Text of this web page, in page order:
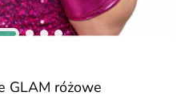
GLAM różowe